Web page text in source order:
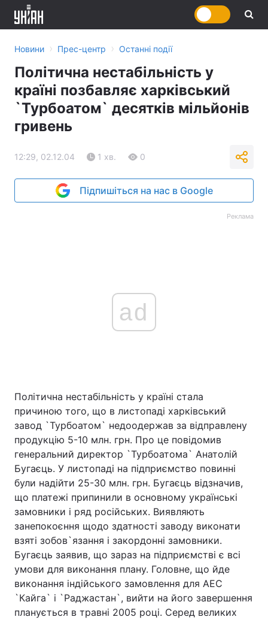
Головна Війна
Україна Політика
Новини › Прес-центр › Останні події
Політична нестабільність у
країні позбавляє харківський
`Турбоатом` десятків мільйонів
гривень
12:29, 02.12.04 1 хв. 0
Підпишіться на нас в Google
Реклама
ad
Політична нестабільність у країні стала
причиною того, що в листопаді харківський
завод `Турбоатом` недоодержав за відправлену
продукцію 5-10 млн. грн. Про це повідомив
генеральний директор `Турбоатома` Анатолій
Бугаєць. У листопаді на підприємство повинні
були надійти 25-30 млн. грн. Бугаєць відзначив,
що платежі припинили в основному українські
замовники і ряд російських. Виявляють
занепокоєння щодо здатності заводу виконати
взяті зобов`язання і закордонні замовники.
Бугаєць заявив, що зараз на підприємстві є всі
умови для виконання плану. Головне, що йде
виконання індійського замовлення для АЕС
`Кайга` і `Раджастан`, вийти на його завершення
планується в травні 2005 році. Серед великих